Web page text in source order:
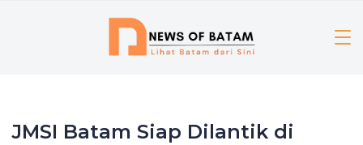
JMSI Batam Siap Dilantik di